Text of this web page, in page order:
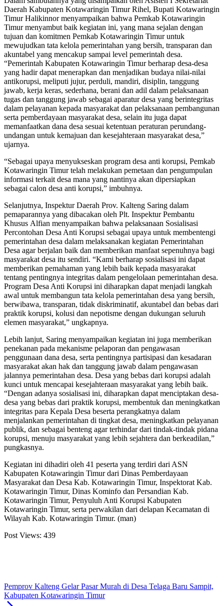
Daerah Kabupaten Kotawaringin Timur Rihel, Bupati Kotawaringin
Timur Halikinnor menyampaikan bahwa Pemkab Kotawaringin
Timur menyambut baik kegiatan ini, yang mana sejalan dengan
tujuan dan komitmen Pemkab Kotawaringin Timur untuk
mewujudkan tata kelola pemerintahan yang bersih, transparan dan
akuntabel yang mencakup sampai level pemerintah desa.
“Pemerintah Kabupaten Kotawaringin Timur berharap desa-desa
yang hadir dapat menerapkan dan menjadikan budaya nilai-nilai
antikorupsi, meliputi jujur, perduli, mandiri, disiplin, tanggung
jawab, kerja keras, sederhana, berani dan adil dalam pelaksanaan
tugas dan tanggung jawab sebagai aparatur desa yang berintegritas
dalam pelayanan kepada masyarakat dan pelaksanaan pembangunan
serta pemberdayaan masyarakat desa, selain itu juga dapat
memanfaatkan dana desa sesuai ketentuan peraturan perundang-
undangan untuk kemajuan dan kesejahteraan masyarakat desa,”
ujarnya.
“Sebagai upaya menyukseskan program desa anti korupsi, Pemkab
Kotawaringin Timur telah melakukan pemetaan dan pengumpulan
informasi terkait desa mana yang nantinya akan dipersiapkan
sebagai calon desa anti korupsi,” imbuhnya.
Selanjutnya, Inspektur Daerah Prov. Kalteng Saring dalam
pemaparannya yang dibacakan oleh Plt. Inspektur Pembantu
Khusus Alfian menyampaikan bahwa pelaksanaan Sosialisasi
Percontohan Desa Anti Korupsi sebagai upaya untuk membentengi
pemerintahan desa dalam melaksanakan kegiatan Pemerintahan
Desa agar berjalan baik dan memberikan manfaat sepenuhnya bagi
masyarakat desa itu sendiri. “Kami berharap sosialisasi ini dapat
memberikan pemahaman yang lebih baik kepada masyarakat
tentang pentingnya integritas dalam pengelolaan pemerintahan desa.
Program Desa Anti Korupsi ini diharapkan dapat menjadi langkah
awal untuk membangun tata kelola pemerintahan desa yang bersih,
berwibawa, transparan, tidak diskriminatif, akuntabel dan bebas dari
praktik korupsi, kolusi dan nepotisme dengan dukungan seluruh
elemen masyarakat,” ungkapnya.
Lebih lanjut, Saring menyampaikan kegiatan ini juga memberikan
penekanan pada mekanisme pelaporan dan pengawasan
penggunaan dana desa, serta pentingnya partisipasi dan kesadaran
masyarakat akan hak dan tanggung jawab dalam pengawasan
jalannya pemerintahan desa. Desa yang bebas dari korupsi adalah
kunci untuk mencapai kesejahteraan masyarakat yang lebih baik.
“Dengan adanya sosialisasi ini, diharapkan dapat menciptakan desa-
desa yang bebas dari praktik korupsi, membentuk dan meningkatkan
integritas para Kepala Desa beserta perangkatnya dalam
menjalankan pemerintahan di tingkat desa, meningkatkan pelayanan
publik, dan sebagai benteng agar terhindar dari tindak-tindak pidana
korupsi, menuju masyarakat yang lebih sejahtera dan berkeadilan,”
pungkasnya.
Kegiatan ini dihadiri oleh 41 peserta yang terdiri dari ASN
Kabupaten Kotawaringin Timur dari Dinas Pemberdayaan
Masyarakat dan Desa Kab. Kotawaringin Timur, Inspektorat Kab.
Kotawaringin Timur, Dinas Kominfo dan Persandian Kab.
Kotawaringin Timur, Penyuluh Anti Korupsi Kabupaten
Kotawaringin Timur, serta perwakilan dari delapan Kecamatan di
Wilayah Kab. Kotawaringin Timur. (man)
Post Views: 439
Pemprov Kalteng Gelar Pasar Murah di Desa Telaga Baru Sampit,
Kabupaten Kotawaringin Timur